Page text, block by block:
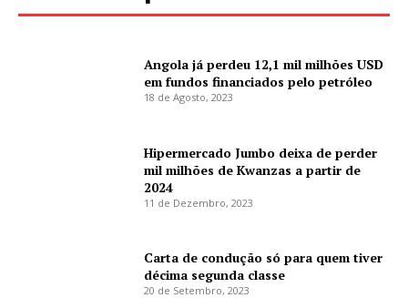
Angola já perdeu 12,1 mil milhões USD
em fundos financiados pelo petróleo
18 de Agosto, 2023
Hipermercado Jumbo deixa de perder
mil milhões de Kwanzas a partir de
2024
11 de Dezembro, 2023
Carta de condução só para quem tiver
décima segunda classe
20 de Setembro, 2023